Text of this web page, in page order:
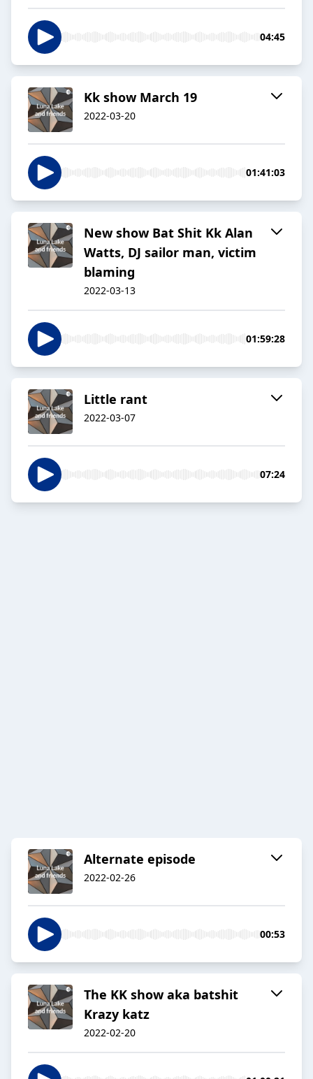
04:45
Kk show March 19
2022-03-20
01:41:03
New show Bat Shit Kk Alan
Watts, DJ sailor man, victim
blaming
2022-03-13
01:59:28
Little rant
2022-03-07
07:24
Alternate episode
2022-02-26
00:53
The KK show aka batshit
Krazy katz
2022-02-20